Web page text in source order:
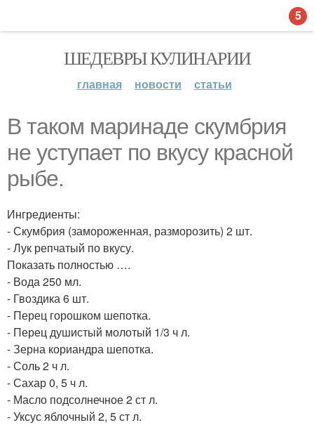
ШЕДЕВРЫ КУЛИНАРИИ
главная новости статьи
В таком маринаде скумбрия
не уступает по вкусу красной
рыбе.
Ингредиенты:
- Скумбрия (замороженная, разморозить) 2 шт.
- Лук репчатый по вкусу.
Показать полностью ….
- Вода 250 мл.
- Гвоздика 6 шт.
- Перец горошком шепотка.
- Перец душистый молотый 1/3 ч л.
- Зерна кориандра шепотка.
- Соль 2 ч л.
- Сахар 0, 5 ч л.
- Масло подсолнечное 2 ст л.
- Уксус яблочный 2, 5 ст л.
5